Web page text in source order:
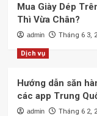
Mua Giày Dép
Thì Vừa Chân?
admin Tháng 6 3,
Dịch vụ
Hướng dẫn săn
các app Trung
admin Tháng 6 2,